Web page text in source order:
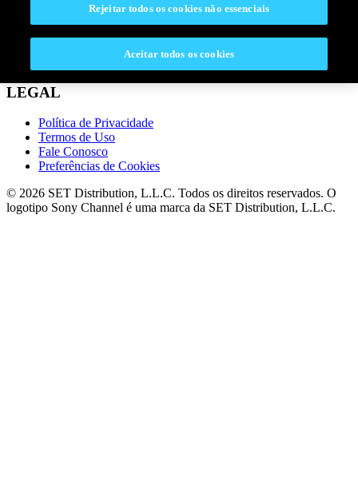
CONECTAR
Perguntas Frequentes
LEGAL
Política de Privacidade
Termos de Uso
Fale Conosco
Preferências de Cookies
© 2026 SET Distribution, L.L.C. Todos os direitos reservados. O
logotipo Sony Channel é uma marca da SET Distribution, L.L.C.
Rejeitar todos os cookies não essenciais
Aceitar todos os cookies